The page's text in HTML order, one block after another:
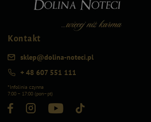
Kontakt
sklep@dolina-noteci.pl
+ 48 607 551 111
*Infolinia czynna
7:00 – 17:00 (pon–pt)